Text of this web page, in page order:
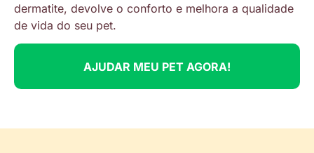
dermatite, devolve o conforto e melhora a qualidade
de vida do seu pet.
AJUDAR MEU PET AGORA!